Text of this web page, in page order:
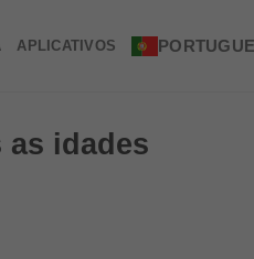
APLICATIVOS
idades